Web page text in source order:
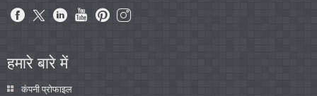
हमारे बारे में
कंपनी प्रोफाइल